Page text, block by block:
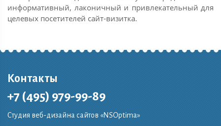
информативный, лаконичный и привлекательный для
целевых посетителей сайт-визитка.
Контакты
+7 (495) 979-99-89
Студия веб-дизайна сайтов «NSOptima»